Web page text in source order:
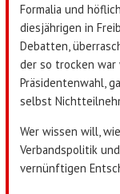
Formalia und
diesjährigen in
Debatten,
der so trocken war
Präsidentenwahl,
selbst
Wer wissen will,
Verbandspolitik
vernünftigen